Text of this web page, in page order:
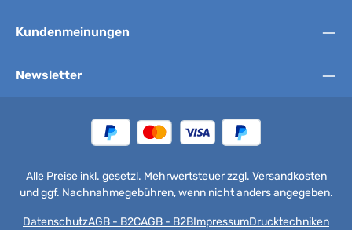
Kundenmeinungen
Newsletter
Alle Preise inkl. gesetzl. Mehrwertsteuer zzgl. Versandkosten
und ggf. Nachnahmegebühren, wenn nicht anders angegeben.
DatenschutzAGB - B2CAGB - B2BImpressumDrucktechniken